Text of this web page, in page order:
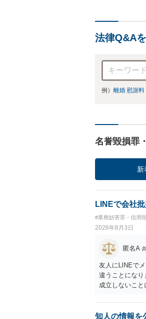
法律Q&A
例） 離婚 慰謝料
名誉毀損罪
新
LINEで会社
#業務妨害罪・信用
2026年8月3日
匿名A
友人にLINEで
違うことにな
成立しないこと
知人の情報を